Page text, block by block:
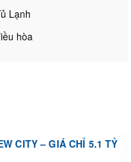
Lạnh
hòa
CITY – GIÁ CHỈ 5.1 TỶ